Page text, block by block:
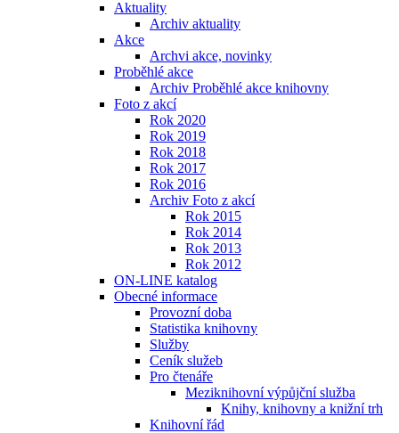
Aktuality
Archiv aktuality
Akce
Archvi akce, novinky
Proběhlé akce
Archiv Proběhlé akce knihovny
Foto z akcí
Rok 2020
Rok 2019
Rok 2018
Rok 2017
Rok 2016
Archiv Foto z akcí
Rok 2015
Rok 2014
Rok 2013
Rok 2012
ON-LINE katalog
Obecné informace
Provozní doba
Statistika knihovny
Služby
Ceník služeb
Pro čtenáře
Meziknihovní výpůjční služba
Knihy, knihovny a knižní trh
Knihovní řád